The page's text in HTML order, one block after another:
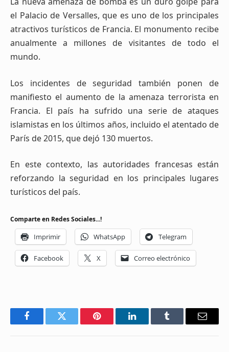
el Palacio de Versalles, que es uno de los principales
atractivos turísticos de Francia. El monumento recibe
anualmente a millones de visitantes de todo el
mundo.
Los incidentes de seguridad también ponen de
manifiesto el aumento de la amenaza terrorista en
Francia. El país ha sufrido una serie de ataques
islamistas en los últimos años, incluido el atentado de
París de 2015, que dejó 130 muertos.
En este contexto, las autoridades francesas están
reforzando la seguridad en los principales lugares
turísticos del país.
Comparte en Redes Sociales...!
Imprimir WhatsApp Telegram
Facebook X Correo electrónico
FacebookTwitter Pinterest LinkedInTumblr Email